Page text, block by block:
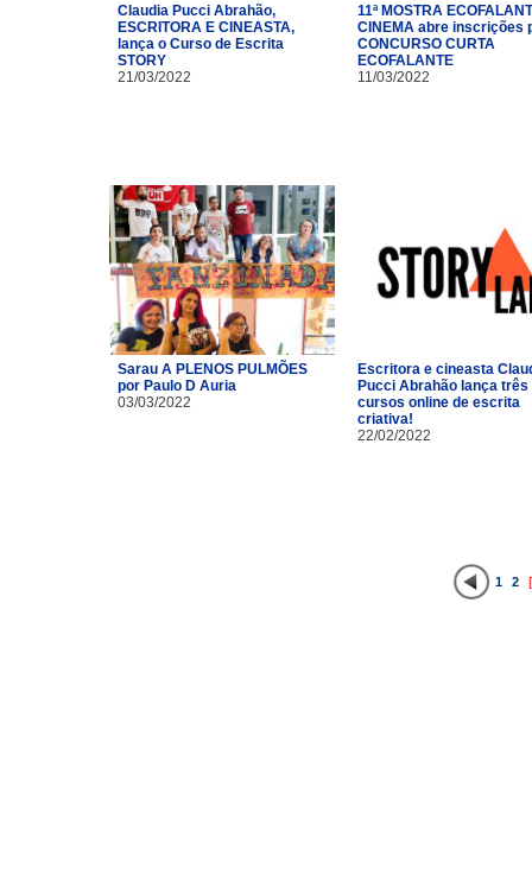
Claudia Pucci Abrahão,
ESCRITORA E CINEASTA,
lança o Curso de Escrita
STORY
21/03/2022
11ª MOSTRA
CINEMA abre inscrições
CONCURSO CURTA
ECOFALANTE
11/03/2022
Sarau A PLENOS PULMÕES
por Paulo D Auria
03/03/2022
Escritora e cineasta
Pucci Abrahão lança três
cursos online de escrita
criativa!
22/02/2022
1 2